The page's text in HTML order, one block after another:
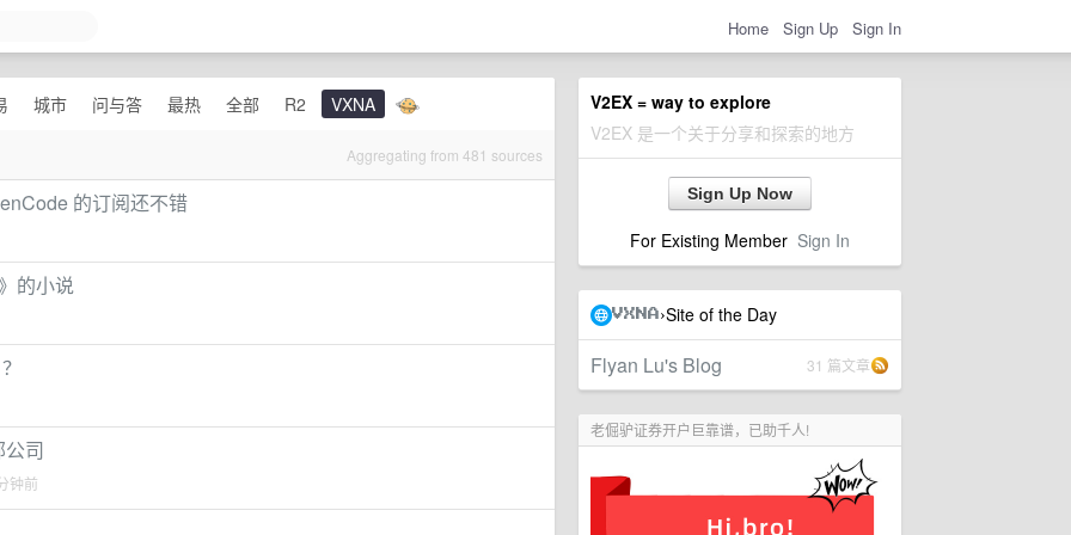
Home Sign Up Sign In
V2EX = way to explore
V2EX 是一个关于分享和探索的地方
Sign Up Now
For Existing Member Sign In
VXNA ›Site of the Day
Flyan Lu's Blog 31 篇文章
老倔驴证券开户巨靠谱，已助千人!
城市 问与答 最热 全部 R2 VXNA
Aggregating from 481 sources
的订阅还不错
的小说
司
钟前